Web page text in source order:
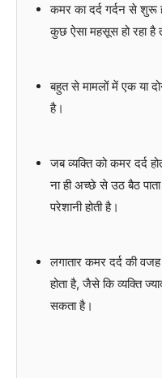
कमर का दर्द गर्दन से शुरू
कुछ ऐसा महसूस हो रहा है
बहुत से मामलों में एक या
है।
जब व्यक्ति को कमर दर्द
ना ही अच्छे से उठ बैठ
परेशानी होती है।
लगातार कमर दर्द की
होता है, जैसे कि व्यक्ति
सकता है।